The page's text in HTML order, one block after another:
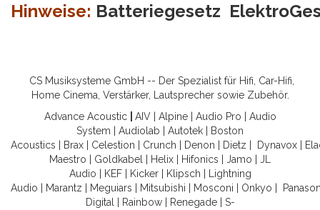
Hinweise: Batteriegesetz
CS Musiksysteme GmbH -- Der Spezialist für Hifi, Car-Hifi,
Home Cinema, Verstärker, Lautsprecher sowie Zubehör.
Advance Acoustic
AIV| Alpine| Audio Pro
Audio
System
Audiolab Autotek
Boston
Acoustics
Brax Celestion Crunch Denon Dietz Dynavox
Maestro
Goldkabel Helix Hifonics Jamo
JL
Audio
KEF| Kicker| Klipsch
Lightning
Audio
Marantz Meguiars Mitsubishi Mosconi Onkyo
Digital
Rainbow| Renegade| S-